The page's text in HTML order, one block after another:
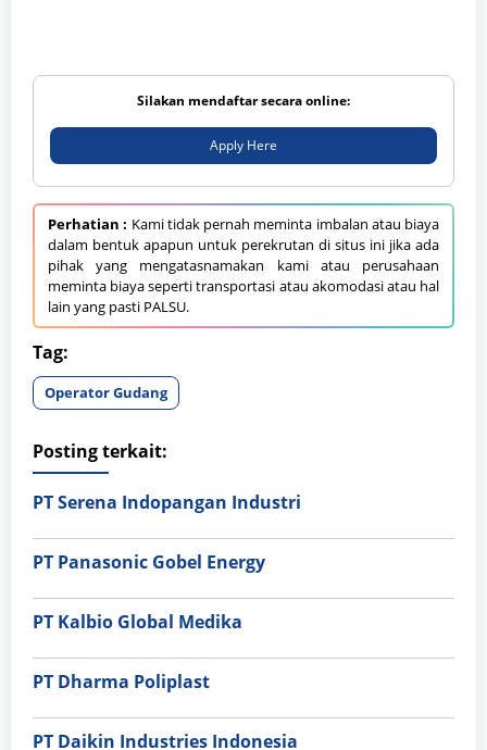
Silakan mendaftar secara online:
Apply Here
Perhatian : Kami tidak pernah meminta imbalan atau biaya
dalam bentuk apapun untuk perekrutan di situs ini jika ada
pihak yang mengatasnamakan kami atau perusahaan
meminta biaya seperti transportasi atau akomodasi atau hal
lain yang pasti PALSU.
Tag:
Operator Gudang
Posting terkait:
PT Serena Indopangan Industri
PT Panasonic Gobel Energy
PT Kalbio Global Medika
PT Dharma Poliplast
PT Daikin Industries Indonesia